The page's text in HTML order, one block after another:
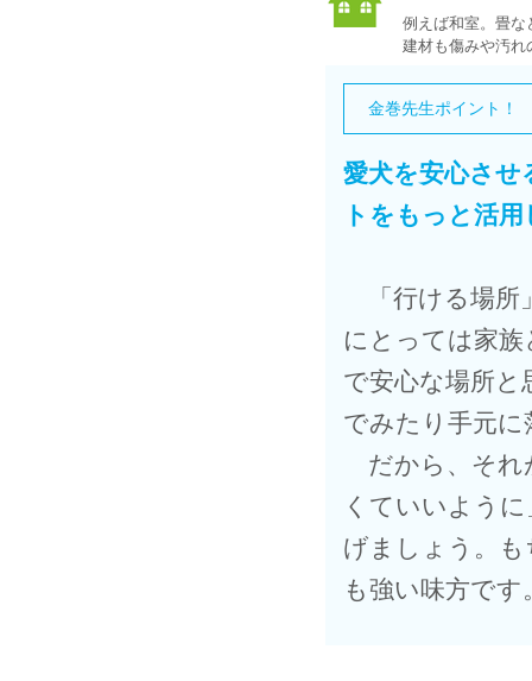
例えば和室。畳な
建材も傷みや汚れ
金巻先生ポイント！
愛犬を安心させ
トをもっと活
「行ける場所
にとっては家
で安心な場所
でみたり手元
だから、それ
くていいよう
げましょう。
も強い味方です